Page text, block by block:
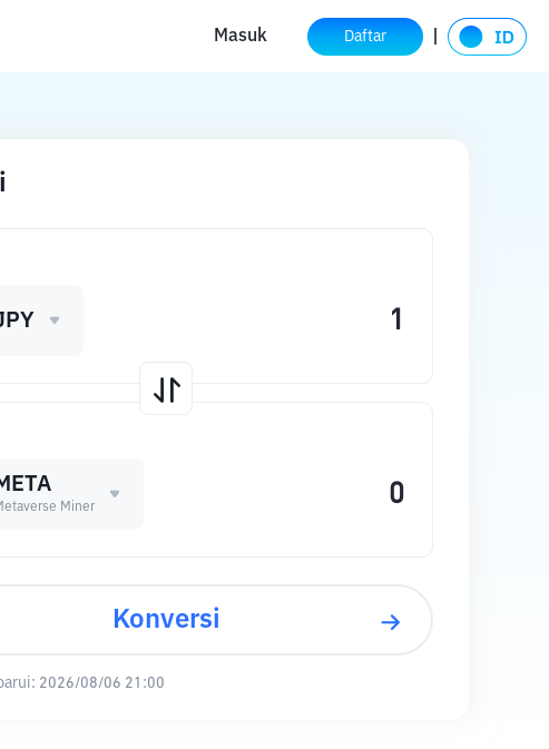
Masuk Daftar
Miner
Konversi
2026/08/06 21:00